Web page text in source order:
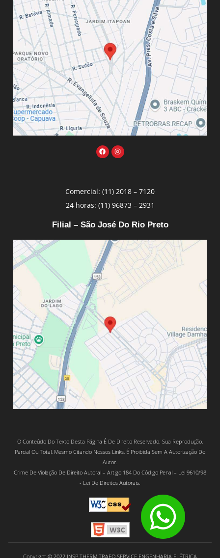
Comercial: (11) 2018 – 7120
24 horas: (11) 96873 – 2931
Filial – São José Do Rio Preto
O Conteúdo Do Texto Desta Página É De Direito Reservado. Sua Reprodução,
Parcial Ou Total, Mesmo Citando Nossos Links, É Proibida Sem A Autorização Do
Autor.
Crime De Violação De Direito Autoral – Artigo 184 Do Código Penal – Lei 9610/98
- Lei De Direitos Autorais.
Copyright © 2022 INSP THERM TRAFO SERVICE ENGENHARIA ELÉTRICA